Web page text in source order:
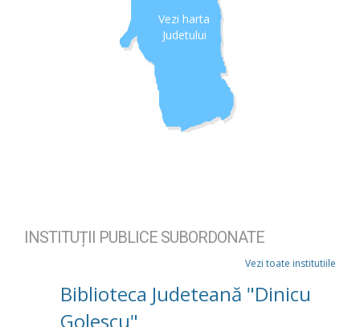
Vezi harta
Judetului
INSTITUȚII PUBLICE SUBORDONATE
Vezi toate institutiile
Biblioteca Judeteană "Dinicu
Golescu"